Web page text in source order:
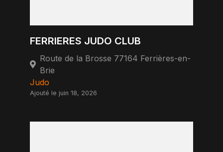
FERRIERES JUDO CLUB
Route de la Brosse 77164 Ferrières-en-
Brie
Judo
Ajouté le juin 18, 2026